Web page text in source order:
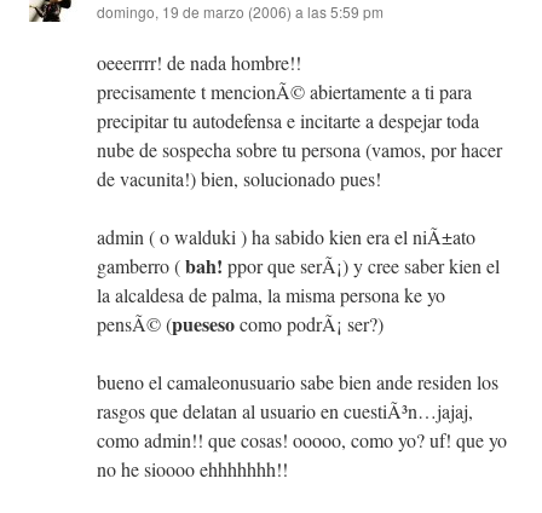
domingo, 19 de marzo (2006) a las 5:59 pm
oeeerrrr! de nada hombre!!
precisamente t mencionÃ© abiertamente a ti para
precipitar tu autodefensa e incitarte a despejar toda
nube de sospecha sobre tu persona (vamos, por hacer
de vacunita!) bien, solucionado pues!
admin ( o walduki ) ha sabido kien era el niÃ±ato
gamberro (bah! ppor que serÃ¡) y cree saber kien el
la alcaldesa de palma, la misma persona ke yo
pensÃ© (puesesocomo podrÃ¡ ser?)
bueno el camaleonusuario sabe bien ande residen los
rasgos que delatan al usuario en cuestiÃ³n…jajaj,
como admin!! que cosas! ooooo, como yo? uf! que yo
no he sioooo ehhhhhhh!!